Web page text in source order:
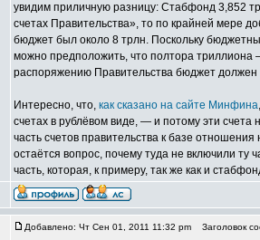
увидим приличную разницу: Стабфонд 3,852
счетах Правительства», то по крайней мере
бюджет был около 8 трлн. Поскольку
можно предположить, что полтора триллиона
распоряжению Правительства бюджет должен
Интересно, что, как сказано на сайте Минфина
счетах в рублёвом виде, — и потому эти счета
часть счетов правительства к базе
остаётся вопрос, почему туда не включили
часть, которая, к примеру, так же как и
Добавлено: Чт Сен 01, 2011 11:32 pm Заголовок